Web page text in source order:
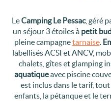
LeCamping Le Pessac, géré
un séjour 3 étoiles à petit
pleine campagnetarnaise.
labellisés ACSI et ANCV,
chalets, gîtes et glamping
aquatiqueavec piscine
est inclus dans le tarif,
enfants, la pétanque et le